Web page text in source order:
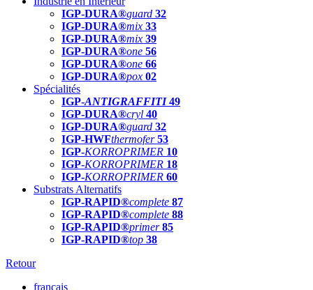
IGP-DURA®guard 32
IGP-DURA®mix 33
IGP-DURA®mix 39
IGP-DURA®one 56
IGP-DURA®one 66
IGP-DURA®pox 02
Spécialités
IGP-ANTIGRAFFITI49
IGP-DURA®cryl 40
IGP-DURA®guard 32
IGP-HWFthermofer 53
IGP-KORROPRIMER 10
IGP-KORROPRIMER 18
IGP-KORROPRIMER 60
Substrats Alternatifs
IGP-RAPID®complete 87
IGP-RAPID®complete 88
IGP-RAPID®primer 85
IGP-RAPID®top 38
Retour
français